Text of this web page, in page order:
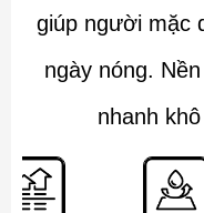
giúp người mặc
ngày nóng.
nhanh